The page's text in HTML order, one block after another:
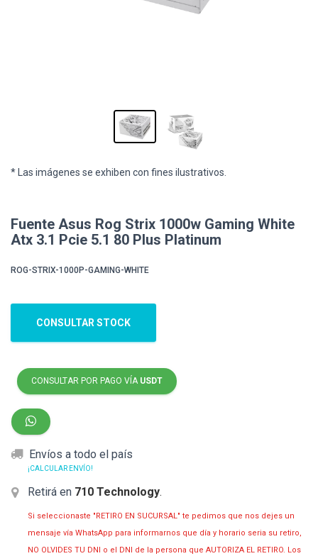
* Las imágenes se exhiben con fines ilustrativos.
Fuente Asus Rog Strix 1000w Gaming White
Atx 3.1 Pcie 5.1 80 Plus Platinum
ROG-STRIX-1000P-GAMING-WHITE
CONSULTAR STOCK
CONSULTAR POR PAGO VÍA USDT
Envíos a todo el país
¡CALCULAR ENVÍO!
Retirá en 710 Technology.
Si seleccionaste "RETIRO EN SUCURSAL" te pedimos que nos dejes un
mensaje vía WhatsApp para informarnos que día y horario seria su retiro,
NO OLVIDES TU DNI o el DNI de la persona que AUTORIZA EL RETIRO. Los